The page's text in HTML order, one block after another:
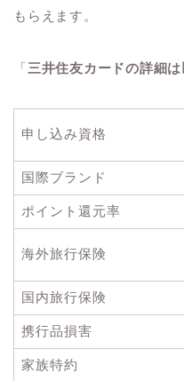
もらえます。
「三井住友カードの詳細は
申し込み資格
国際ブランド
ポイント還元率
海外旅行保険
国内旅行保険
携行品損害
家族特約